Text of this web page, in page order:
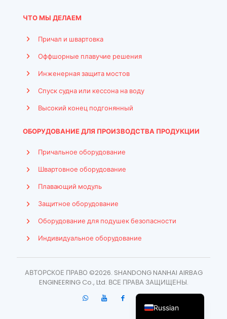
ЧТО МЫ ДЕЛАЕМ
Причал и швартовка
Оффшорные плавучие решения
Инженерная защита мостов
Спуск судна или кессона на воду
Высокий конец подгонянный
ОБОРУДОВАНИЕ ДЛЯ ПРОИЗВОДСТВА ПРОДУКЦИИ
Причальное оборудование
Швартовное оборудование
Плавающий модуль
Защитное оборудование
Оборудование для подушек безопасности
Индивидуальное оборудование
АВТОРСКОЕ ПРАВО ©2026. SHANDONG NANHAI AIRBAG
ENGINEERING Co., Ltd. ВСЕ ПРАВА ЗАЩИЩЕНЫ.
Russian
Spanish
Arabic
Indonesian